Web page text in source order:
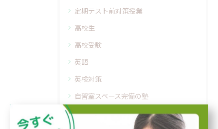
定期テスト前対策授業
高校生
高校受験
英語
英検対策
自習室スペース完備の塾
自習室